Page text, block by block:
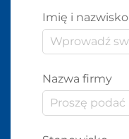
Imię i nazwisko
Nazwa firmy